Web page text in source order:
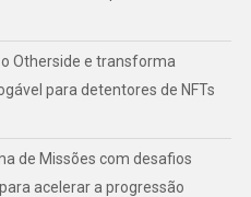
Otherside e transforma
para detentores de NFTs
de Missões com desafios
acelerar a progressão